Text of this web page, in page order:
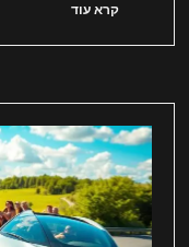
קרא עוד